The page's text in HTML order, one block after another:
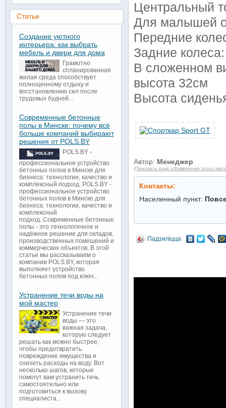
Центральный
Для малышей
Передние
Задние
В сложенном
высота 32см
Высота
Автор: Менеджер
(Поискать ещё объявления этого
Контакты:
Населенный пункт:
Падзяліцца
Статьи
Создание уютного
интерьера: как выбрать
мебель и двери для дома
Грамотно
спланированная
жилая среда способствует
полноценному отдыху и
восстановлению сил после
трудовых будней...
Современные бетонные
полы в Минске: почему всё
больше компаний выбирают
решения от POLS.BY
POLS.BY -
профессиональное устройство
бетонных полов в Минске для
бизнеса: технологии, качество и
комплексный подход..POLS.BY -
профессиональное устройство
бетонных полов в Минске для
бизнеса: технологии, качество и
комплексный
подход..Современные бетонные
полы - это технологичное и
надёжное решение для складов,
производственных помещений и
коммерческих объектов. В этой
статье мы рассказываем о
компании POLS.BY, которая
выполняет устройство
бетонных полов под ключ...
Устранение течи воды на
мой мастер
Устранение течи
воды — это
важная задача,
которую следует
решать как можно быстрее,
чтобы предотвратить
повреждение имущества и
снизить расходы на воду. Вот
несколько шагов, которые
помогут вам устранить течь
самостоятельно или
подготовиться к вызову
специалиста...